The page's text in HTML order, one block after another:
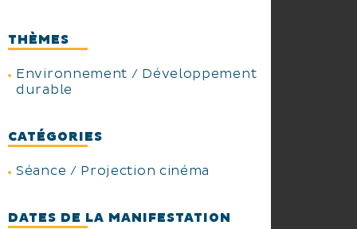
AILERONS soutenus par la SEMIS
et la Commune, qui nous
permettent de découvrir
l’excellence de cette œuvre et de
débattre sur le sujet de ce film.
- Nous vous attendons
nombreux ce vendredi 12
décembre 2025.
THÈMES
Environnement / Développement
durable
CATÉGORIES
Séance / Projection cinéma
DATES DE LA MANIFESTATION